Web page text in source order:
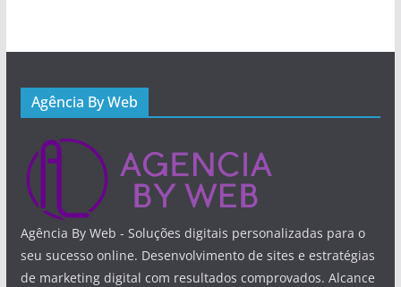
Agência By Web
Agência By Web - Soluções digitais personalizadas para o
seu sucesso online. Desenvolvimento de sites e estratégias
de marketing digital com resultados comprovados. Alcance